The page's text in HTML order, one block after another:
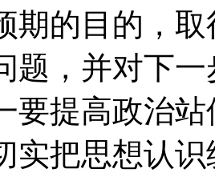
期的目的，
题，并对下
要提高政治
实把思想认